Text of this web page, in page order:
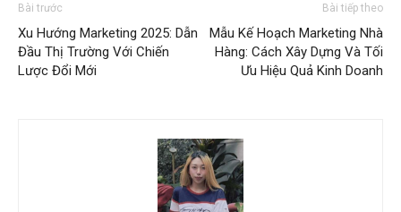
Bài trước
Xu Hướng Marketing 2025: Dẫn
Đầu Thị Trường Với Chiến
Lược Đổi Mới
Bài tiếp theo
Mẫu Kế Hoạch Marketing Nhà
Hàng: Cách Xây Dựng Và Tối
Ưu Hiệu Quả Kinh Doanh